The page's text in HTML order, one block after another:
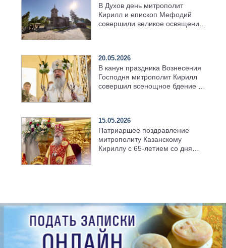
В Духов день митрополит
Кирилл и епископ Мефодий
совершили великое освящение
20.05.2026
В канун праздника Вознесения
Господня митрополит Кирилл
совершил всенощное бдение в
15.05.2026
Патриаршее поздравление
митрополиту Казанскому
Кириллу с 65-летием со дня